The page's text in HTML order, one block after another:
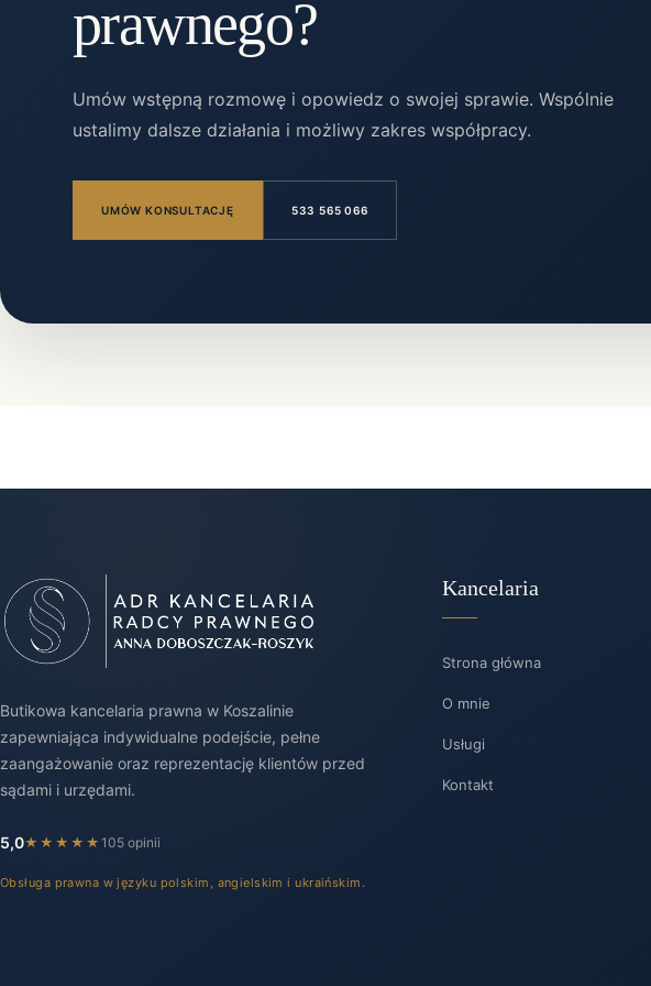
prawnego?
Umów wstępną rozmowę i opowiedz o swojej sprawie. Wspólnie
ustalimy dalsze działania i możliwy zakres współpracy.
UMÓW KONSULTACJĘ 533 565 066
Butikowa kancelaria prawna w Koszalinie
zapewniająca indywidualne podejście, pełne
zaangażowanie oraz reprezentację klientów przed
sądami i urzędami.
5,0★★★★★ 105 opinii
Obsługa prawna w języku polskim, angielskim i ukraińskim.
Kancelaria
Strona główna
O mnie
Usługi
Kontakt